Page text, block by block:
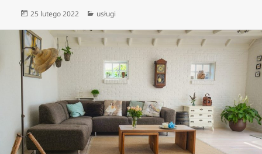
Data
25 lutego 2022 Kategorie
usługi